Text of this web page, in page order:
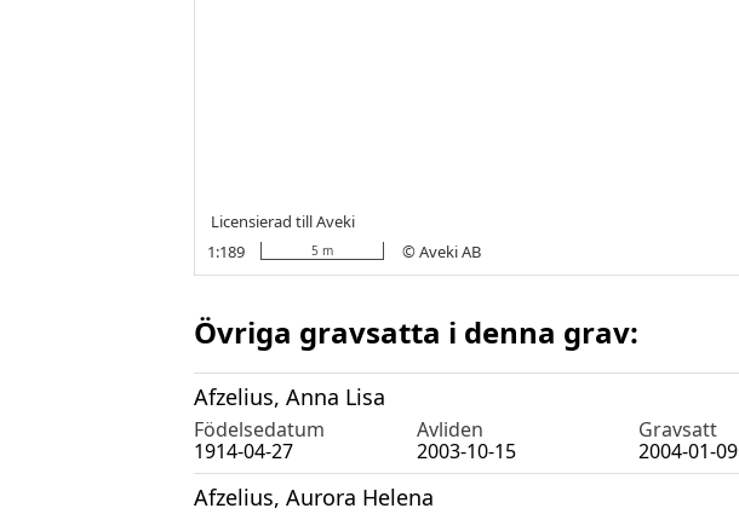
Övriga gravsatta i denna grav:
Afzelius, Anna Lisa
Födelsedatum Avliden
Gravsatt
1914-04-27
2003-10-15 2004-01-09
Afzelius, Aurora Helena